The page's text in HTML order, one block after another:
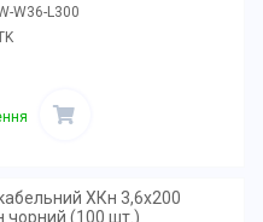
W36-L300
ХКн 3,6х200
чорний (100 шт.)